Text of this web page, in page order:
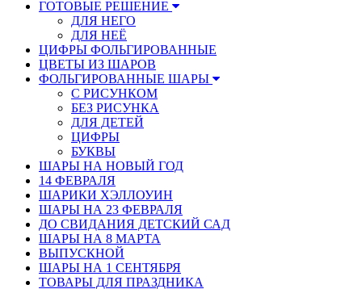
ГОТОВЫЕ РЕШЕНИЕ
ДЛЯ НЕГО
ДЛЯ НЕЁ
ЦИФРЫ ФОЛЬГИРОВАННЫЕ
ЦВЕТЫ ИЗ ШАРОВ
ФОЛЬГИРОВАННЫЕ ШАРЫ
С РИСУНКОМ
БЕЗ РИСУНКА
ДЛЯ ДЕТЕЙ
ЦИФРЫ
БУКВЫ
ШАРЫ НА НОВЫЙ ГОД
14 ФЕВРАЛЯ
ШАРИКИ ХЭЛЛОУИН
ШАРЫ НА 23 ФЕВРАЛЯ
ДО СВИДАНИЯ ДЕТСКИЙ САД
ШАРЫ НА 8 МАРТА
ВЫПУСКНОЙ
ШАРЫ НА 1 СЕНТЯБРЯ
ТОВАРЫ ДЛЯ ПРАЗДНИКА